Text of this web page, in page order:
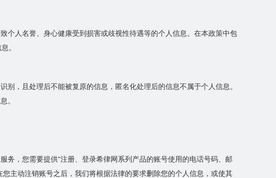
个人名誉、身心健康受到损害或歧视性待遇等的个人信息。在本政策中包
。
，且处理后不能被复原的信息，匿名化处理后的信息不属于个人信息。
。
务，您需要提供“注册、登录希律网系列产品的账号使用的电话号码、邮
主动注销账号之后，我们将根据法律的要求删除您的个人信息，或使其